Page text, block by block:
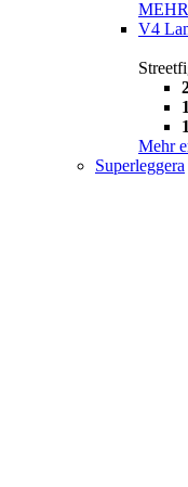
V4
Mehr
Superleggera